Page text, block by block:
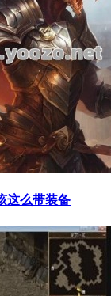
这么带装备